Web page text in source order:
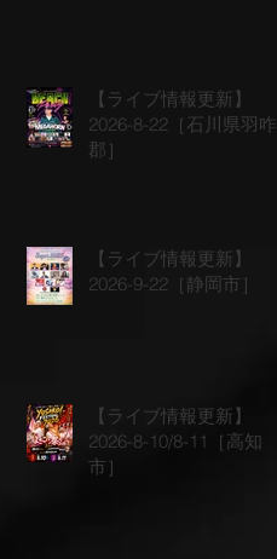
【ライブ情報更新】
2026-8-22［石川県羽咋
郡］
【ライブ情報更新】
2026-9-22［静岡市］
【ライブ情報更新】
2026-8-10/8-11［高知
市］